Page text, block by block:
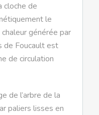
cloche de
le
générée par
de Foucault est
de circulation
de l’arbre de la
paliers lisses en